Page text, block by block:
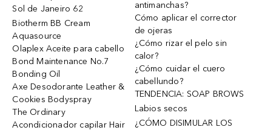
Sol de Janeiro 62
Biotherm BB Cream
Aquasource
Olaplex Aceite para cabello
Bond Maintenance No.7
Bonding Oil
Axe Desodorante Leather &
Cookies Bodyspray
The Ordinary
Acondicionador capilar Hair
antimanchas?
Cómo aplicar el corrector
de ojeras
¿Cómo rizar el pelo sin
calor?
¿Cómo cuidar el cuero
cabellundo?
TENDENCIA: SOAP BROWS
Labios secos
¿CÓMO DISIMULAR LOS